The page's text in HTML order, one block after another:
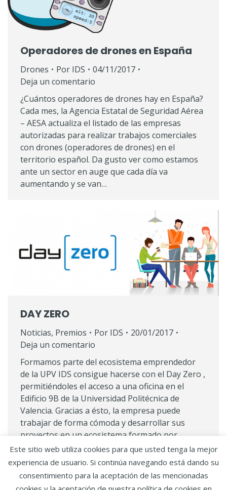
Operadores de drones en España
Drones Por IDS
04/11/2017
Deja un comentario
¿Cuántos operadores de drones hay en España?
Cada mes, la Agencia Estatal de Seguridad Aérea
– AESA actualiza el listado de las empresas
autorizadas para realizar trabajos comerciales
con drones (operadores de drones) en el
territorio español. Da gusto ver como estamos
ante un sector en auge que cada día va
aumentando y se van…
DAY ZERO
Noticias, Premios Por IDS
20/01/2017
Deja un comentario
Formamos parte del ecosistema emprendedor
de la UPV IDS consigue hacerse con el Day Zero ,
permitiéndoles el acceso a una oficina en el
Edificio 9B de la Universidad Politécnica de
Valencia. Gracias a ésto, la empresa puede
trabajar de forma cómoda y desarrollar sus
proyectos en un ecosistema formado por
empresas jóvenes que nacen…
Copyright IDS.Aviso legal y política de privacidad·
Este sitio web utiliza cookies para que usted tenga la mejor
experiencia de usuario. Si continúa navegando está dando su
consentimiento para la aceptación de las mencionadas